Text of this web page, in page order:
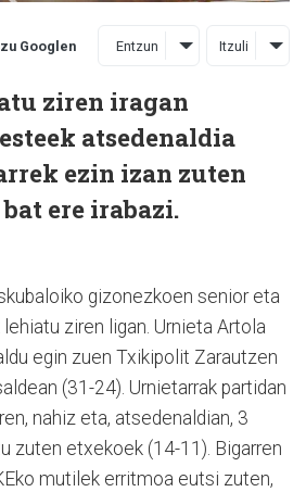
Googlen Entzun Itzuli
ziren iragan
atsedenaldia
ezin izan zuten
ere irabazi.
gizonezkoen senior eta
ziren ligan. Urnieta Artola
egin zuen Txikipolit Zarautzen
(31-24). Urnietarrak partidan
nahiz eta, atsedenaldian, 3
zuten etxekoek (14-11). Bigarren
mutilek erritmoa eutsi zuten,